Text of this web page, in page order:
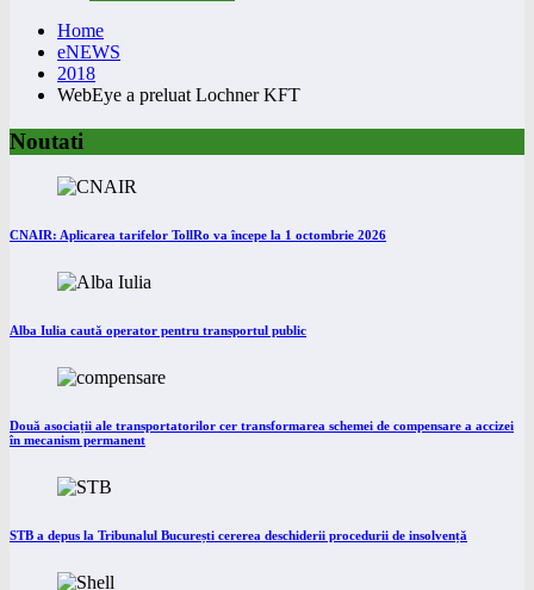
Home
eNEWS
2018
WebEye a preluat Lochner KFT
Noutati
CNAIR: Aplicarea tarifelor TollRo va începe la 1 octombrie 2026
Alba Iulia caută operator pentru transportul public
Două asociații ale transportatorilor cer transformarea schemei de compensare a accizei
în mecanism permanent
STB a depus la Tribunalul București cererea deschiderii procedurii de insolvență